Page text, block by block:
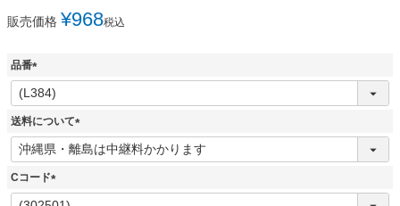
販売価格 ¥968税込
品番
(
必
須
送料について
(
必
Cコード
(